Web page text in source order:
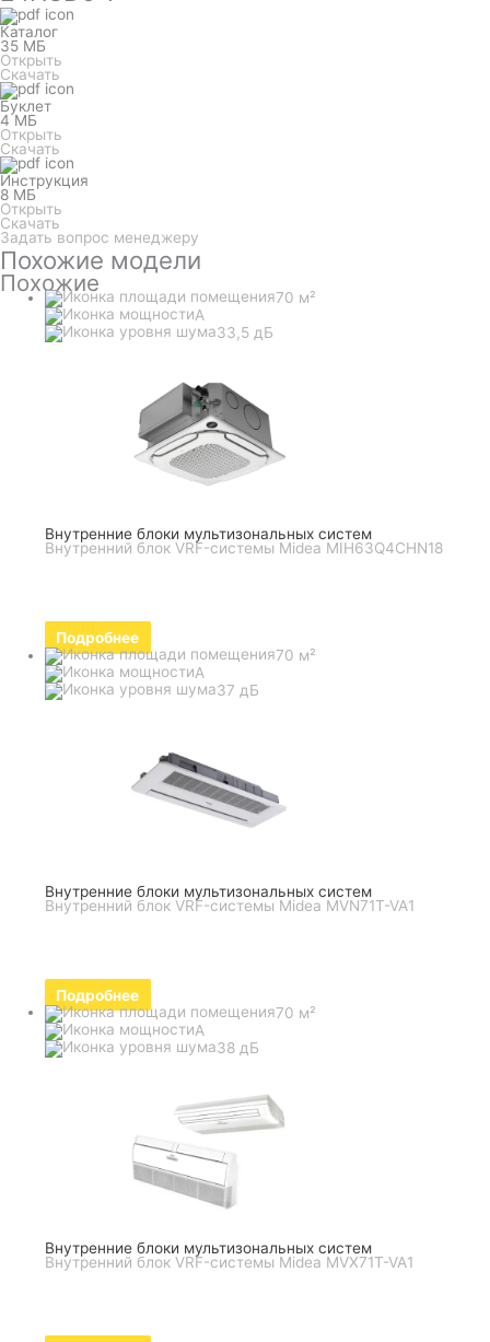
Каталог
35 МБ
Открыть
Скачать
Буклет
4 МБ
Открыть
Скачать
Инструкция
8 МБ
Открыть
Скачать
Задать вопрос менеджеру
Похожие модели
Похожие
70 м²
A
33,5 дБ
Внутренние блоки мультизональных систем
Внутренний блок VRF-системы Midea MIH63Q4CHN18
Подробнее
70 м²
A
37 дБ
Внутренние блоки мультизональных систем
Внутренний блок VRF-системы Midea MVN71T-VA1
Подробнее
70 м²
A
38 дБ
Внутренние блоки мультизональных систем
Внутренний блок VRF-системы Midea MVX71T-VA1